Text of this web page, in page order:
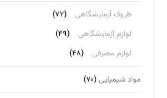
ظروف آزمایشگاهی
(۷۲)
لوازم آزمایشگاهی
(۴۹)
لوازم مصرفی
(۴۸)
مواد شیمیایی (۷۰)